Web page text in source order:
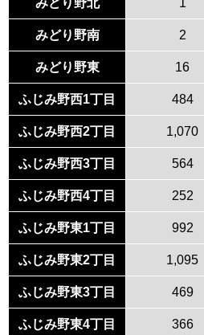
みどり野北 1
みどり野南 2
みどり野東 16
ふじみ野西1丁目 484
ふじみ野西2丁目 1,070
ふじみ野西3丁目 564
ふじみ野西4丁目 252
ふじみ野東1丁目 992
ふじみ野東2丁目 1,095
ふじみ野東3丁目 469
ふじみ野東4丁目 366